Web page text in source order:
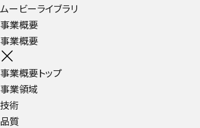
ムービーライブラリ
事業概要
事業概要
事業概要トップ
事業領域
技術
品質